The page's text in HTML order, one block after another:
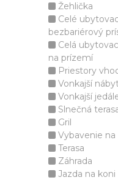
Žehlička
Celé
bezbariérový
Celá
na prízemí
Priestory
Vonkajší
Vonkajší
Slnečná
Gril
Vybavenie na
Terasa
Záhrada
Jazda na koni